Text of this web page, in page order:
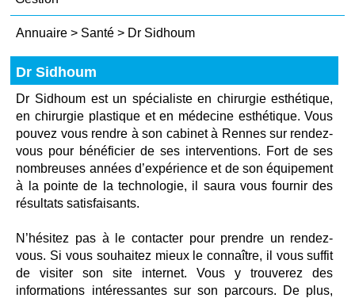
Annuaire > Santé > Dr Sidhoum
Dr Sidhoum
Dr Sidhoum est un spécialiste en chirurgie esthétique,
en chirurgie plastique et en médecine esthétique. Vous
pouvez vous rendre à son cabinet à Rennes sur rendez-
vous pour bénéficier de ses interventions. Fort de ses
nombreuses années d’expérience et de son équipement
à la pointe de la technologie, il saura vous fournir des
résultats satisfaisants.
N’hésitez pas à le contacter pour prendre un rendez-
vous. Si vous souhaitez mieux le connaître, il vous suffit
de visiter son site internet. Vous y trouverez des
informations intéressantes sur son parcours. De plus,